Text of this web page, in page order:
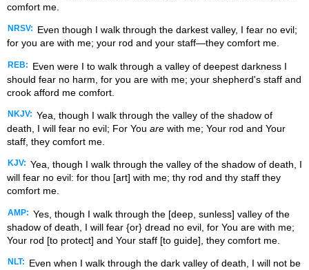
comfort me.
NRSV:
Even though I walk through the darkest valley, I fear no evil;
for you are with me; your rod and your staff—they comfort me.
REB:
Even were I to walk through a valley of deepest darkness I
should fear no harm, for you are with me; your shepherd's staff and
crook afford me comfort.
NKJV: Yea, though I walk through the valley of the shadow of
death, I will fear no evil; For You are with me; Your rod and Your
staff, they comfort me.
KJV: Yea, though I walk through the valley of the shadow of death, I
will fear no evil: for thou [art] with me; thy rod and thy staff they
comfort me.
AMP: Yes, though I walk through the [deep, sunless] valley of the
shadow of death, I will fear {or} dread no evil, for You are with me;
Your rod [to protect] and Your staff [to guide], they comfort me.
NLT:
Even when I walk through the dark valley of death, I will not be